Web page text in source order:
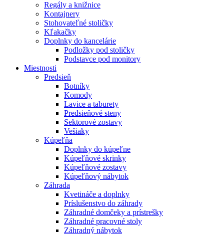
Regály a knižnice
Kontajnery
Stohovateľné stoličky
Kľakačky
Doplnky do kancelárie
Podložky pod stoličky
Podstavce pod monitory
Miestnosti
Predsieň
Botníky
Komody
Lavice a taburety
Predsieňové steny
Sektorové zostavy
Vešiaky
Kúpeľňa
Doplnky do kúpeľne
Kúpeľňové skrinky
Kúpeľňové zostavy
Kúpeľňový nábytok
Záhrada
Kvetináče a doplnky
Príslušenstvo do záhrady
Záhradné domčeky a prístrešky
Záhradné pracovné stoly
Záhradný nábytok